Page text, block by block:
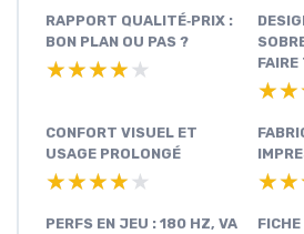
RAPPORT QUALITÉ‑PRIX :
BON PLAN OU PAS ?
★★★★★
★★★★★
FAIRE
CONFORT VISUEL ET
USAGE PROLONGÉ
★★★★★
★★★★★
PERFS EN JEU : 180 HZ, VA